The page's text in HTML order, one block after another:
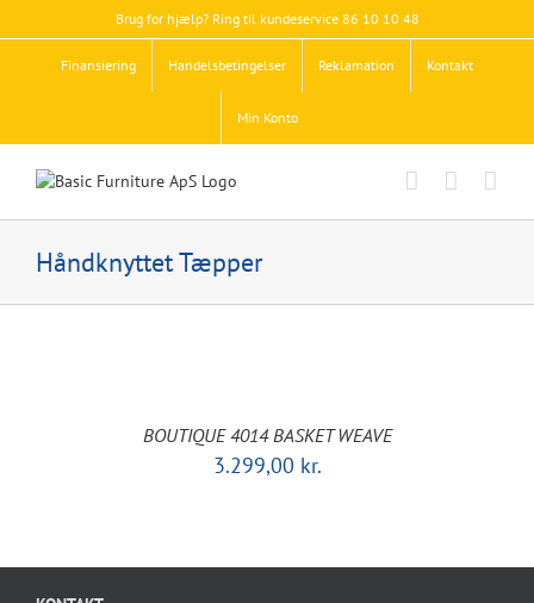
to
Brug for hjælp? Ring til kundeservice 86 10 10 48
Finansiering Handelsbetingelser Reklamation Kontakt
Min Konto
Håndknyttet Tæpper
BOUTIQUE 4014 BASKET WEAVE
3.299,00 kr.